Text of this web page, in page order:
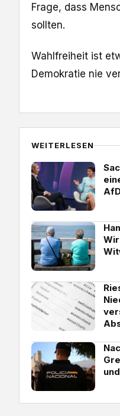
Frage, dass
sollten.
Wahlfreiheit ist
Demokratie nie
WEITERLESEN